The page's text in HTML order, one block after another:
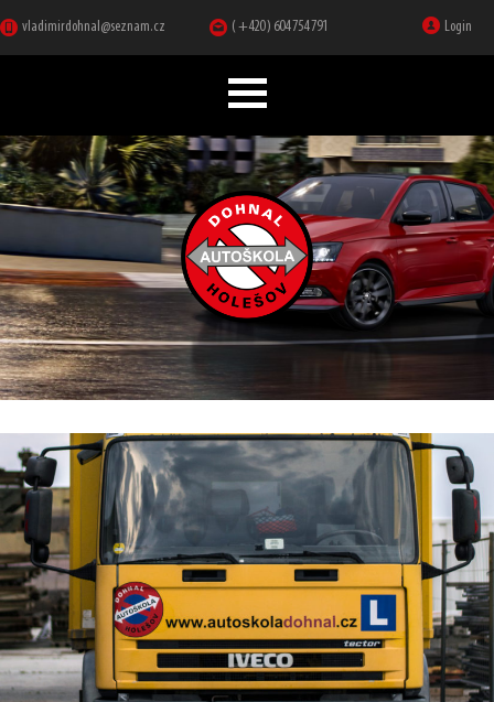
vladimirdohnal@seznam.cz ( +420 ) 604 754 791 Login